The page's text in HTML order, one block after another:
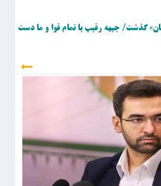
گذشت/ جبهه رقیب با تمام قوا و ما دست